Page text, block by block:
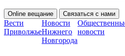
Online вещание Связаться с нами
Вести
Приволжье
Новости
Нижнего
Новгорода
новости